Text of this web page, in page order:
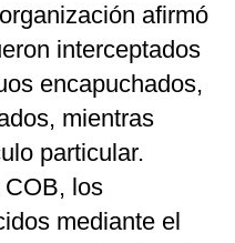
afirmó
interceptados
encapuchados,
mientras
particular.
los
mediante el